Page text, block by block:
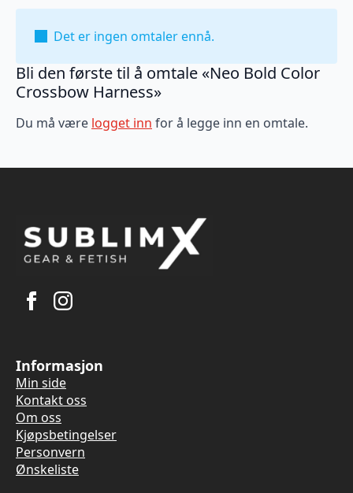
Det er ingen omtaler ennå.
Bli den første til å omtale «Neo Bold Color
Crossbow Harness»
Du må være logget inn for å legge inn en omtale.
Informasjon
Min side
Kontakt oss
Om oss
Kjøpsbetingelser
Personvern
Ønskeliste